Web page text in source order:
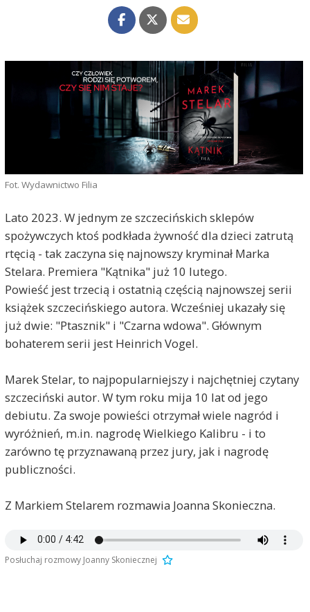
Fot. Wydawnictwo Filia
Lato 2023. W jednym ze szczecińskich sklepów
spożywczych ktoś podkłada żywność dla dzieci zatrutą
rtęcią - tak zaczyna się najnowszy kryminał Marka
Stelara. Premiera "Kątnika" już 10 lutego.
Powieść jest trzecią i ostatnią częścią najnowszej serii
książek szczecińskiego autora. Wcześniej ukazały się
już dwie: "Ptasznik" i "Czarna wdowa". Głównym
bohaterem serii jest Heinrich Vogel.
Marek Stelar, to najpopularniejszy i najchętniej czytany
szczeciński autor. W tym roku mija 10 lat od jego
debiutu. Za swoje powieści otrzymał wiele nagród i
wyróżnień, m.in. nagrodę Wielkiego Kalibru - i to
zarówno tę przyznawaną przez jury, jak i nagrodę
publiczności.
Z Markiem Stelarem rozmawia Joanna Skonieczna.
Posłuchaj rozmowy Joanny Skoniecznej